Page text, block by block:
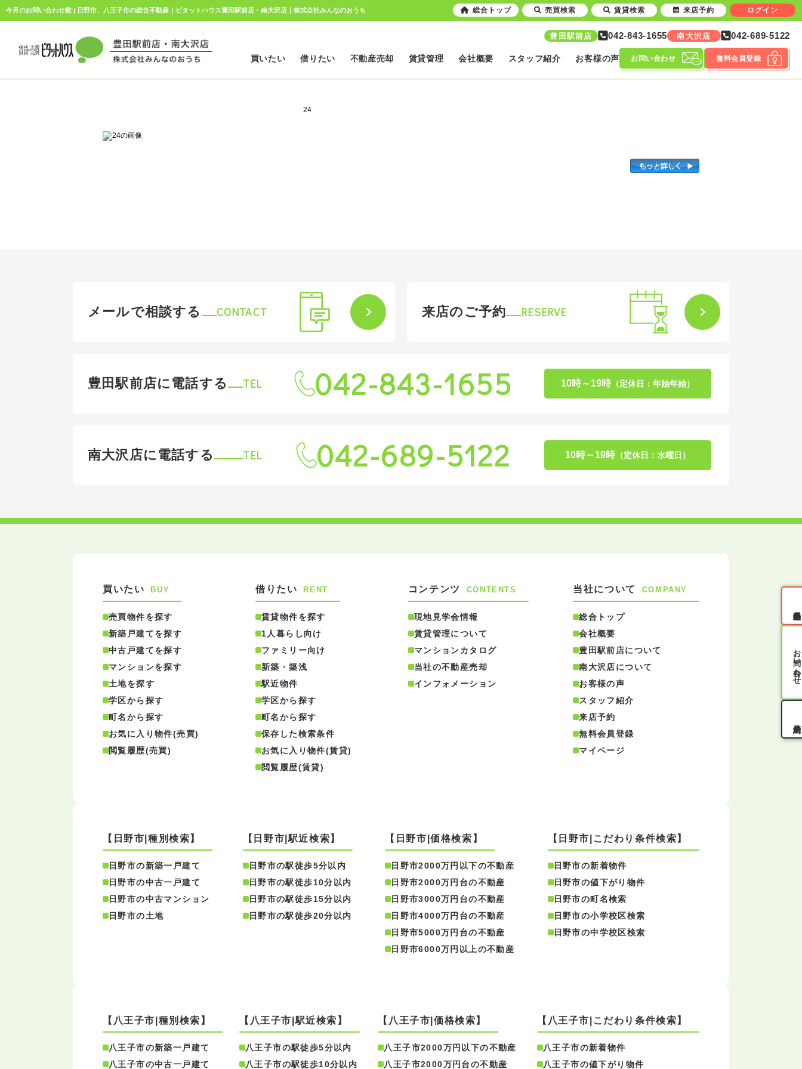
今月のお問い合わせ数 | 日野市、八王子市の総合不動産｜ピタットハウス豊田駅前店・南大沢店｜株式会社みんなのおうち
豊田駅前店 042-843-1655 南大沢店 042-689-5122
買いたい 借りたい 不動産売却 賃貸管理 会社概要 スタッフ紹介 お客様の声 お問い合わせ 無料会員登録
24
メールで相談する CONTACT 来店のご予約 RESERVE
豊田駅前店に電話する TEL 042-843-1655 10時～19時（定休日：年始年始）
南大沢店に電話する TEL 042-689-5122 10時～19時（定休日：水曜日）
買いたい BUY
売買物件を探す
新築戸建てを探す
中古戸建てを探す
マンションを探す
土地を探す
学区から探す
町名から探す
お気に入り物件(売買)
閲覧履歴(売買)
借りたい RENT
賃貸物件を探す
1人暮らし向け
ファミリー向け
新築・築浅
駅近物件
学区から探す
町名から探す
保存した検索条件
お気に入り物件(賃貸)
閲覧履歴(賃貸)
コンテンツ CONTENTS
現地見学会情報
賃貸管理について
マンションカタログ
当社の不動産売却
インフォメーション
当社について COMPANY
総合トップ
会社概要
豊田駅前店について
南大沢店について
お客様の声
スタッフ紹介
来店予約
無料会員登録
マイページ
【日野市|種別検索】
日野市の新築一戸建て
日野市の中古一戸建て
日野市の中古マンション
日野市の土地
【日野市|駅近検索】
日野市の駅徒歩5分以内
日野市の駅徒歩10分以内
日野市の駅徒歩15分以内
日野市の駅徒歩20分以内
【日野市|価格検索】
日野市2000万円以下の不動産
日野市2000万円台の不動産
日野市3000万円台の不動産
日野市4000万円台の不動産
日野市5000万円台の不動産
日野市6000万円以上の不動産
【日野市|こだわり条件検索】
日野市の新着物件
日野市の値下がり物件
日野市の町名検索
日野市の小学校区検索
日野市の中学校区検索
【八王子市|種別検索】
八王子市の新築一戸建て
八王子市の中古一戸建て
【八王子市|駅近検索】
八王子市の駅徒歩5分以内
八王子市の駅徒歩10分以内
【八王子市|価格検索】
八王子市2000万円以下の不動産
八王子市2000万円台の不動産
【八王子市|こだわり条件検索】
八王子市の新着物件
八王子市の値下がり物件
総合トップ 売買検索 賃貸検索 来店予約 ログイン
お問い合わせ